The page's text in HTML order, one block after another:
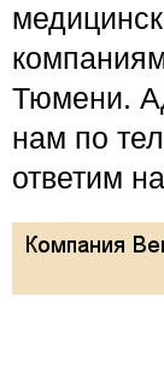
Тюмени.
нам по
ответим